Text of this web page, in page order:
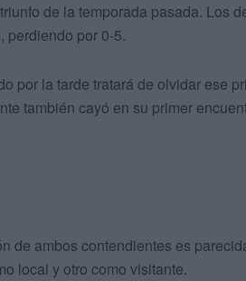
de la temporada pasada. Los
perdiendo por 0-5.
por la tarde tratará de olvidar ese
también cayó en su primer
de ambos contendientes es
local y otro como visitante.